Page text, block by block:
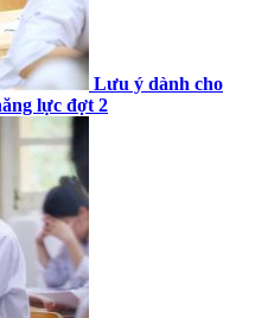
Lưu ý dành cho
lực đợt 2